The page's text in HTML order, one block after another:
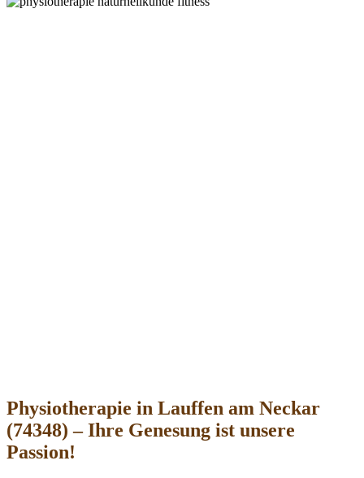
Physiotherapie in Lauffen am Neckar
(74348) – Ihre Genesung ist unsere
Passion!